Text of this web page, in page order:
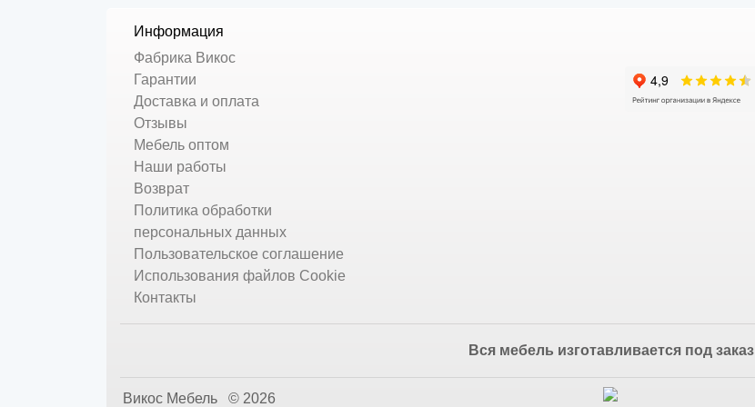
Информация
Фабрика Викос
Гарантии
Доставка и оплата
Отзывы
Мебель оптом
Наши работы
Возврат
Политика обработки
персональных данных
Пользовательское соглашение
Использования файлов Cookie
Контакты
Вся мебель изготавливается под заказ
Викос Мебель © 2026